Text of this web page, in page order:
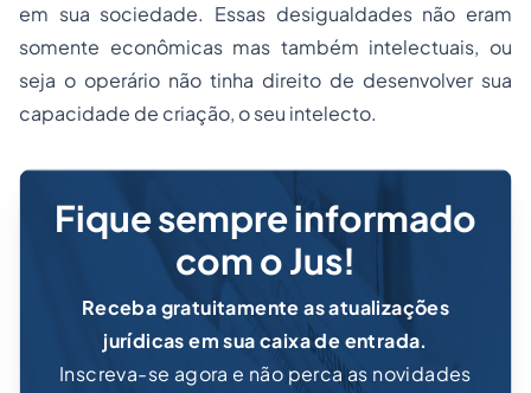
em sua sociedade. Essas desigualdades não eram
somente econômicas mas também intelectuais, ou
seja o operário não tinha direito de desenvolver sua
capacidade de criação, o seu intelecto.
Fique sempre informado
com o Jus!
Receba gratuitamente as atualizações
jurídicas em sua caixa de entrada.
Inscreva-se agora e não perca as novidades